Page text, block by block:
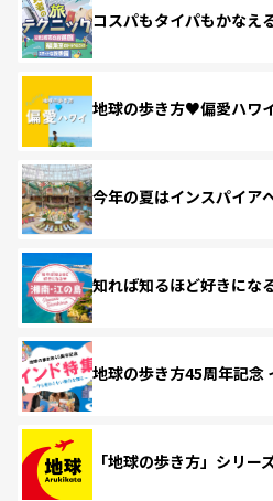
コスパもタイパもかなえ
地球の歩き方♥偏愛ハワ
今年の夏はインスパイア
知れば知るほど好きにな
地球の歩き方45周年記念
「地球の歩き方」シリー